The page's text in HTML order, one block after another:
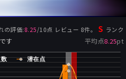
の評価:8.25/10点 レビュー 8件。 S ランク
す 平均点8.25pt
数 潜在点